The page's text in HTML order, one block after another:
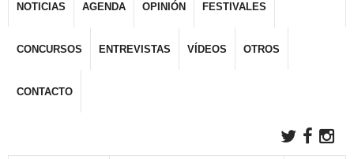
NOTICIAS AGENDA OPINIÓN FESTIVALES
CONCURSOS ENTREVISTAS VÍDEOS OTROS
CONTACTO